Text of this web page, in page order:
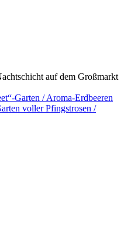
auf dem Großmarkt
Garten /​ Aroma-Erdbeeren
voller Pfingstrosen /​